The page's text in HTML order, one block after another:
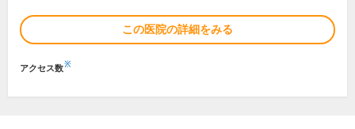
この医院の詳細をみる
アクセス数※